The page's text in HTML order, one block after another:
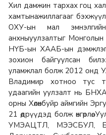
Хил дамжин тархах гоц
хамтынажиллагааг
ОХУ-ын мал
анхныуулзалтыг
НҮБ-ын ХААБ-ын
зохион байгуулсан
уламжлал болж 2012 онд
Владимир хотноо тус
удаагийн уулзалт нь
орны Хөлөнбуйр аймгийн
21 өдрүүдэд болж
УМЭАЦТЛ, МЭЭСБУЛ,